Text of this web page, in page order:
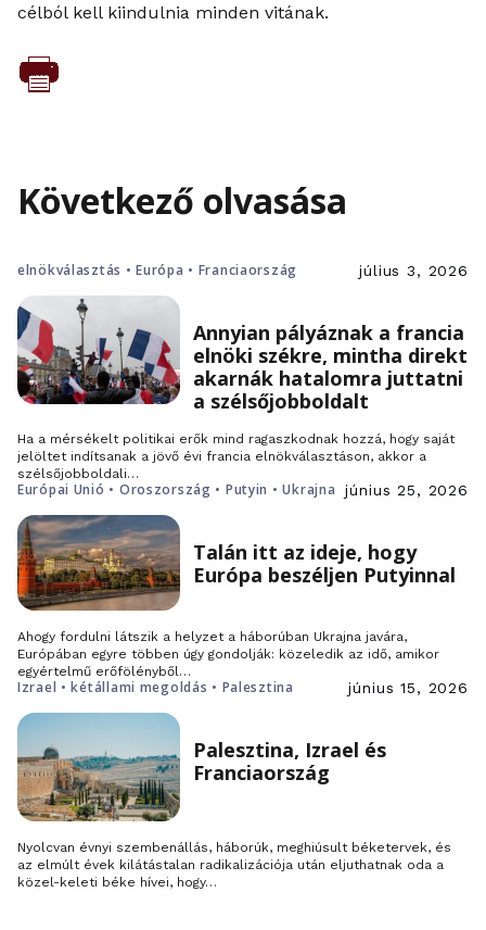
célból kell kiindulnia minden vitának.
Következő olvasása
elnökválasztás • Európa • Franciaország július 3, 2026
Annyian pályáznak a francia
elnöki székre, mintha direkt
akarnák hatalomra juttatni
a szélsőjobboldalt
Ha a mérsékelt politikai erők mind ragaszkodnak hozzá, hogy saját
jelöltet indítsanak a jövő évi francia elnökválasztáson, akkor a
szélsőjobboldali…
Európai Unió • Oroszország • Putyin • Ukrajna június 25, 2026
Talán itt az ideje, hogy
Európa beszéljen Putyinnal
Ahogy fordulni látszik a helyzet a háborúban Ukrajna javára,
Európában egyre többen úgy gondolják: közeledik az idő, amikor
egyértelmű erőfölényből…
Izrael • kétállami megoldás • Palesztina június 15, 2026
Palesztina, Izrael és
Franciaország
Nyolcvan évnyi szembenállás, háborúk, meghiúsult béketervek, és
az elmúlt évek kilátástalan radikalizációja után eljuthatnak oda a
közel-keleti béke hívei, hogy…